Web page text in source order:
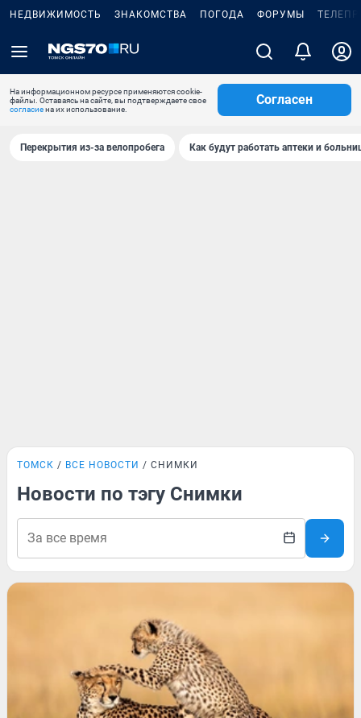
НЕДВИЖИМОСТЬ ЗНАКОМСТВА ПОГОДА ФОРУМЫ
На информационном ресурсе применяются cookie-
файлы. Оставаясь на сайте, вы подтверждаете свое
согласиена их использование.
Согласен
Перекрытия из-за велопробега Как будут работать аптеки и
ТОМСК ВСЕ НОВОСТИ СНИМКИ
Новости по тэгу Снимки